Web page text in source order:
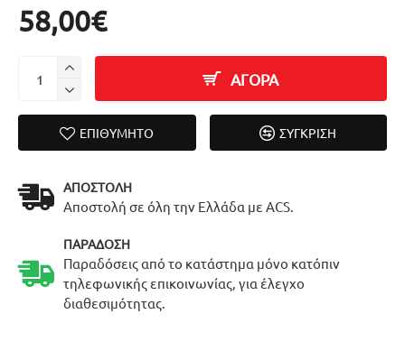
58,00€
ΑΓΟΡΑ
ΕΠΙΘΥΜΗΤΌ ΣΎΓΚΡΙΣΗ
ΑΠΟΣΤΟΛΉ
Αποστολή σε όλη την Ελλάδα με ACS.
ΠΑΡΆΔΟΣΗ
Παραδόσεις από το κατάστημα μόνο κατόπιν
τηλεφωνικής επικοινωνίας, για έλεγχο
διαθεσιμότητας.